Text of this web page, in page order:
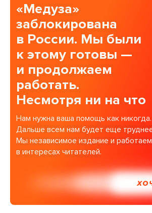
«Медуза»
заблокирована
в России. Мы были
к этому готовы —
и продолжаем
работать.
Несмотря ни на что
Нам нужна ваша помощь как
Дальше всем нам будет еще
Мы независимое издание и
в интересах читателей.